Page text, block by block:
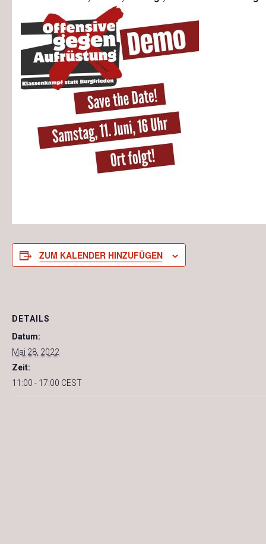
ZUM KALENDER HINZUFÜGEN
DETAILS
Datum:
Mai 28, 2022
Zeit:
11:00 - 17:00 CEST